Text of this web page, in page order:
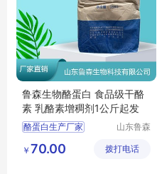
鲁森生物酪蛋白 食品级干酪
素 乳酪素增稠剂1公斤起发
酪蛋白生产厂家
酪蛋白含量
山东鲁森
有限公司
￥ 70.00 拨打电话